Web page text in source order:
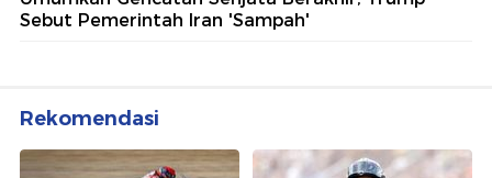
Sebut Pemerintah Iran 'Sampah'
Rekomendasi